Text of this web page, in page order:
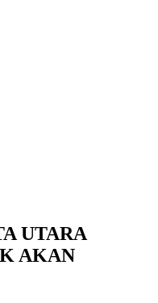
UTARA
AKAN